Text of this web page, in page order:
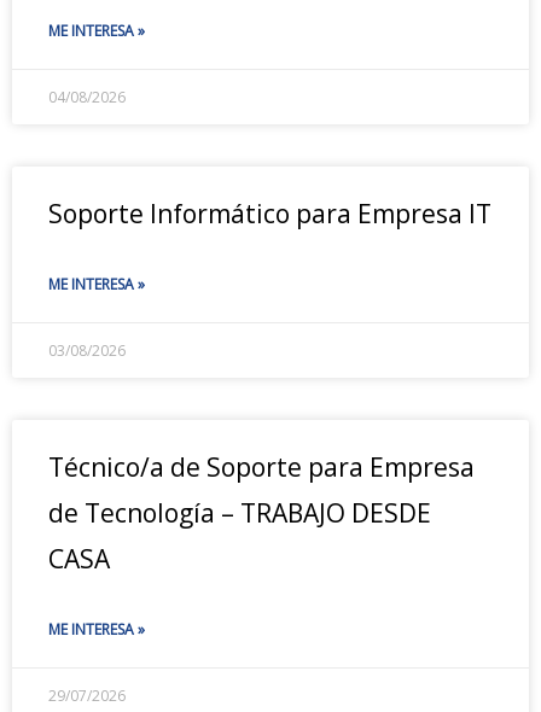
ME INTERESA »
04/08/2026
Soporte Informático para Empresa IT
ME INTERESA »
03/08/2026
Técnico/a de Soporte para Empresa
de Tecnología – TRABAJO DESDE
CASA
ME INTERESA »
29/07/2026